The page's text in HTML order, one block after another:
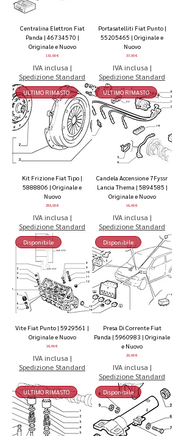
Centralina Elettron Fiat
Panda | 46734570 |
Originale e Nuovo
Prezzo
131,00 €
IVA inclusa |
Spedizione Standard
Portasatelliti Fiat Punto |
55205465 | Originale e
Nuovo
Prezzo
37,00 €
IVA inclusa |
Spedizione Standard
ULTIMO RIMASTO
Kit Frizione Fiat Tipo |
5888806 | Originale e
Nuovo
Prezzo
253,00 €
IVA inclusa |
Spedizione Standard
ULTIMO RIMASTO
Candela Accensione 7Fyssr
Lancia Thema | 5894585 |
Originale e Nuovo
Prezzo
16,00 €
IVA inclusa |
Spedizione Standard
Disponibile
Vite Fiat Punto | 5929561 |
Originale e Nuovo
Prezzo
16,00 €
IVA inclusa |
Spedizione Standard
Disponibile
Presa Di Corrente Fiat
Panda | 5960983 | Originale
e Nuovo
Prezzo
20,00 €
IVA inclusa |
Spedizione Standard
ULTIMO RIMASTO Disponibile